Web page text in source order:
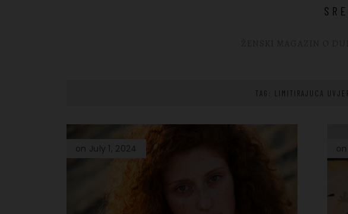
TAG: LIMITIRAJUCA
on July 1, 2024